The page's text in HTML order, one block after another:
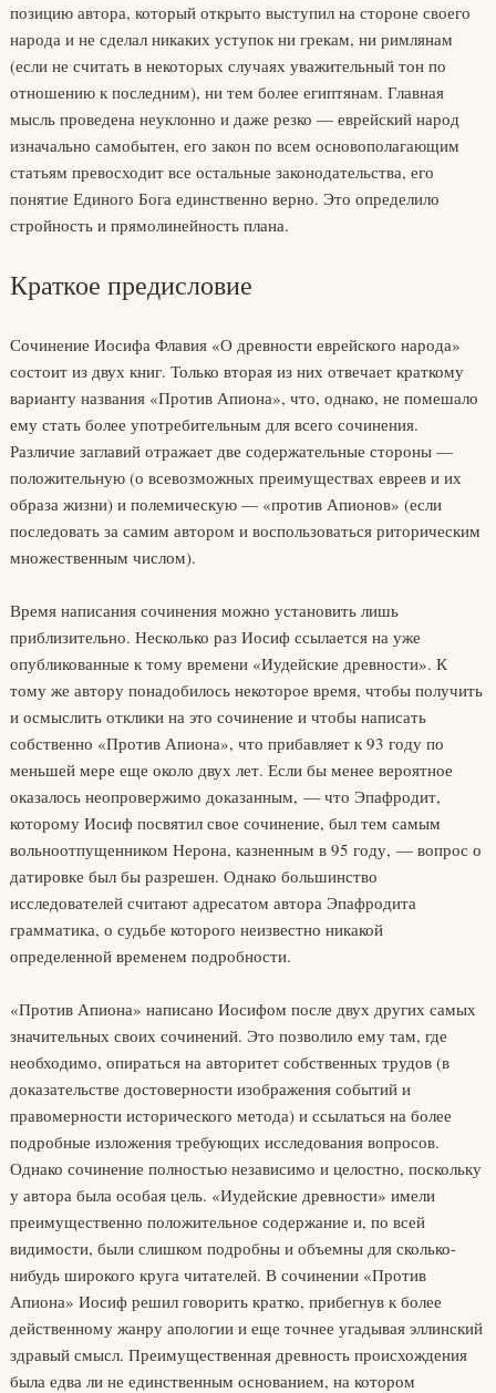
позицию автора, который открыто выступил на стороне своего
народа и не сделал никаких уступок ни грекам, ни римлянам
(если не считать в некоторых случаях уважительный тон по
отношению к последним), ни тем более египтянам. Главная
мысль проведена неуклонно и даже резко — еврейский народ
изначально самобытен, его закон по всем основополагающим
статьям превосходит все остальные законодательства, его
понятие Единого Бога единственно верно. Это определило
стройность и прямолинейность плана.
Краткое предисловие
Сочинение Иосифа Флавия «О древности еврейского народа»
состоит из двух книг. Только вторая из них отвечает краткому
варианту названия «Против Апиона», что, однако, не помешало
ему стать более употребительным для всего сочинения.
Различие заглавий отражает две содержательные стороны —
положительную (о всевозможных преимуществах евреев и их
образа жизни) и полемическую — «против Апионов» (если
последовать за самим автором и воспользоваться риторическим
множественным числом).
Время написания сочинения можно установить лишь
приблизительно. Несколько раз Иосиф ссылается на уже
опубликованные к тому времени «Иудейские древности». К
тому же автору понадобилось некоторое время, чтобы получить
и осмыслить отклики на это сочинение и чтобы написать
собственно «Против Апиона», что прибавляет к 93 году по
меньшей мере еще около двух лет. Если бы менее вероятное
оказалось неопровержимо доказанным, — что Эпафродит,
которому Иосиф посвятил свое сочинение, был тем самым
вольноотпущенником Нерона, казненным в 95 году, — вопрос о
датировке был бы разрешен. Однако большинство
исследователей считают адресатом автора Эпафродита
грамматика, о судьбе которого неизвестно никакой
определенной временем подробности.
«Против Апиона» написано Иосифом после двух других самых
значительных своих сочинений. Это позволило ему там, где
необходимо, опираться на авторитет собственных трудов (в
доказательстве достоверности изображения событий и
правомерности исторического метода) и ссылаться на более
подробные изложения требующих исследования вопросов.
Однако сочинение полностью независимо и целостно, поскольку
у автора была особая цель. «Иудейские древности» имели
преимущественно положительное содержание и, по всей
видимости, были слишком подробны и объемны для сколько-
нибудь широкого круга читателей. В сочинении «Против
Апиона» Иосиф решил говорить кратко, прибегнув к более
действенному жанру апологии и еще точнее угадывая эллинский
здравый смысл. Преимущественная древность происхождения
была едва ли не единственным основанием, на котором